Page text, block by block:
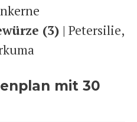
(3) | Petersilie,
mit 30